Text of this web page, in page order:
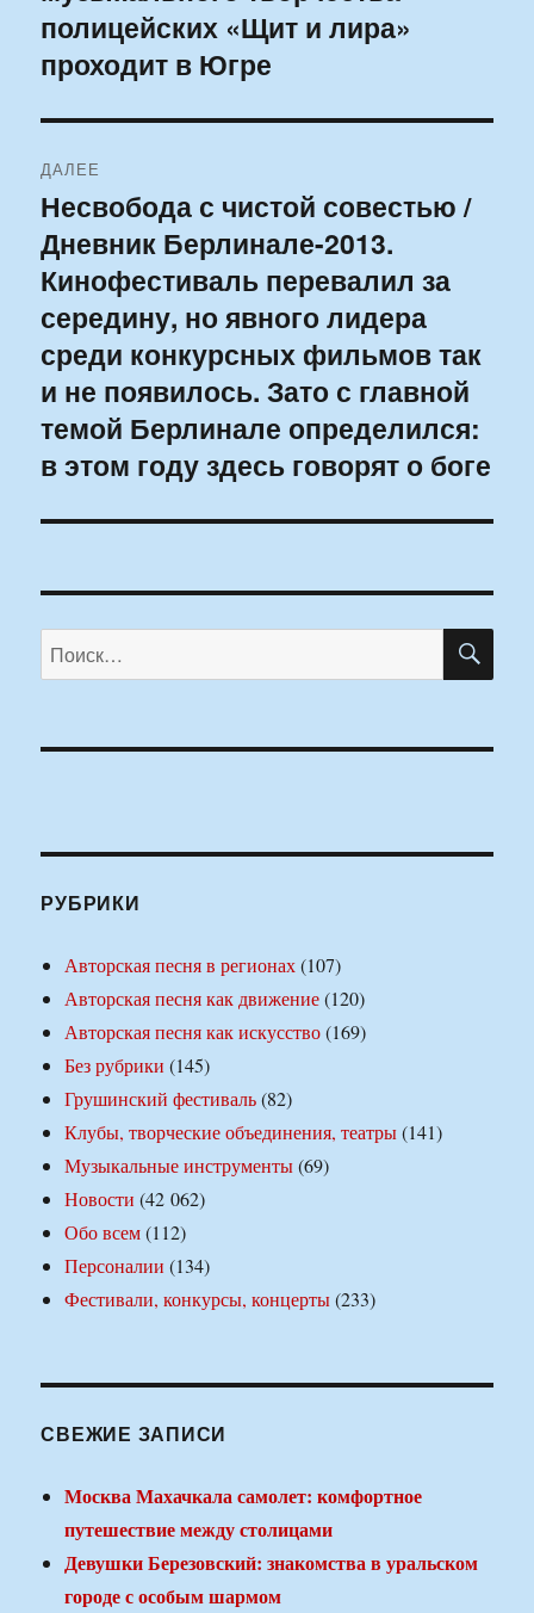
полицейских «Щит и лира»
проходит в Югре
ДАЛЕЕ
Следующая
запись:
Несвобода с чистой совестью /
Дневник Берлинале-2013.
Кинофестиваль перевалил за
середину, но явного лидера
среди конкурсных фильмов так
и не появилось. Зато с главной
темой Берлинале определился:
в этом году здесь говорят о боге
Искать:
РУБРИКИ
Авторская песня в регионах(107)
Авторская песня как движение(120)
Авторская песня как искусство(169)
Без рубрики (145)
Грушинский фестиваль(82)
Клубы, творческие объединения, театры(141)
Музыкальные инструменты(69)
Новости (42 062)
Обо всем(112)
Персоналии (134)
Фестивали, конкурсы, концерты(233)
СВЕЖИЕ ЗАПИСИ
Москва Махачкала самолет: комфортное
путешествие между столицами
Девушки Березовский: знакомства в уральском
городе с особым шармом